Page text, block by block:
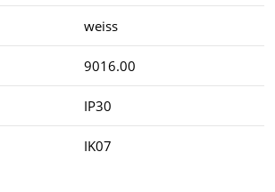
weiss
9016.00
IP30
IK07